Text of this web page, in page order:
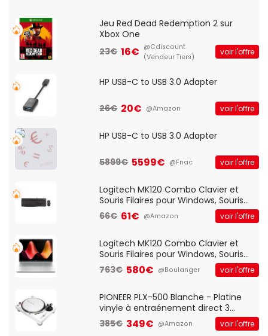
Jeu Red Dead Redemption 2 sur
Xbox One
23€ 16€ @Cdiscount
(Vendeur Tiers)
voir l'offre
HP USB-C to USB 3.0 Adapter
26€ 20€ @Amazon voir l'offre
HP USB-C to USB 3.0 Adapter
5899€ 5599€ @Fnac voir l'offre
Logitech MK120 Combo Clavier et
Souris Filaires pour Windows, Souris
Optique Filaire, Connexion USB Plug
And Play, Confortable, Taille
QWERTY UK - Noir
66€ 61€ @Amazon voir l'offre
Logitech MK120 Combo Clavier et
Souris Filaires pour Windows, Souris
Optique Filaire, Connexion USB Plug
And Play, Confortable, Taille
QWERTY UK - Noir
763€ 580€ @Boulanger voir l'offre
PIONEER PLX-500 Blanche - Platine
vinyle à entraénement direct 3
vitesses (33-45-78 trs/min) avec
pre-ampli intégré et port USB
385€ 349€ @Amazon voir l'offre